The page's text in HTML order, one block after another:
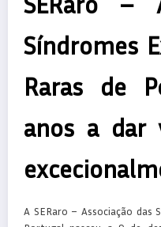
Síndromes
Raras de
anos a dar
A SERaro – Associação das